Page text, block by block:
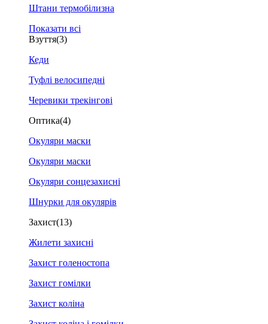
Штани термобілизна
Показати всі
Взуття(3)
Кеди
Туфлі велосипедні
Черевики трекінгові
Оптика(4)
Окуляри маски
Окуляри маски
Окуляри сонцезахисні
Шнурки для окулярів
Захист(13)
Жилети захисні
Захист голеностопа
Захист гомілки
Захист коліна